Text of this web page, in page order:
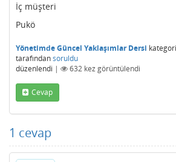
İç müşteri
Pukö
Yönetimde Güncel Yaklaşımlar Dersi
tarafındansoruldu
düzenlendi | 632 kez görüntülendi
Cevap
1 cevap